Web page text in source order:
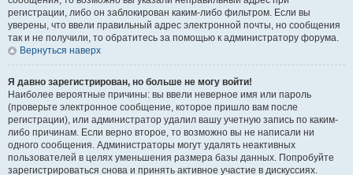
регистрации, либо он заблокирован каким-либо фильтром. Если вы
уверены, что ввели правильный адрес электронной почты, но сообщения
так и не получили, то обратитесь за помощью к администратору форума.
Вернуться наверх
Я давно зарегистрирован, но больше не могу войти!
Наиболее вероятные причины: вы ввели неверное имя или пароль
(проверьте электронное сообщение, которое пришло вам после
регистрации), или администратор удалил вашу учетную запись по каким-
либо причинам. Если верно второе, то возможно вы не написали ни
одного сообщения. Администраторы могут удалять неактивных
пользователей в целях уменьшения размера базы данных. Попробуйте
зарегистрироваться снова и принять активное участие в дискуссиях.